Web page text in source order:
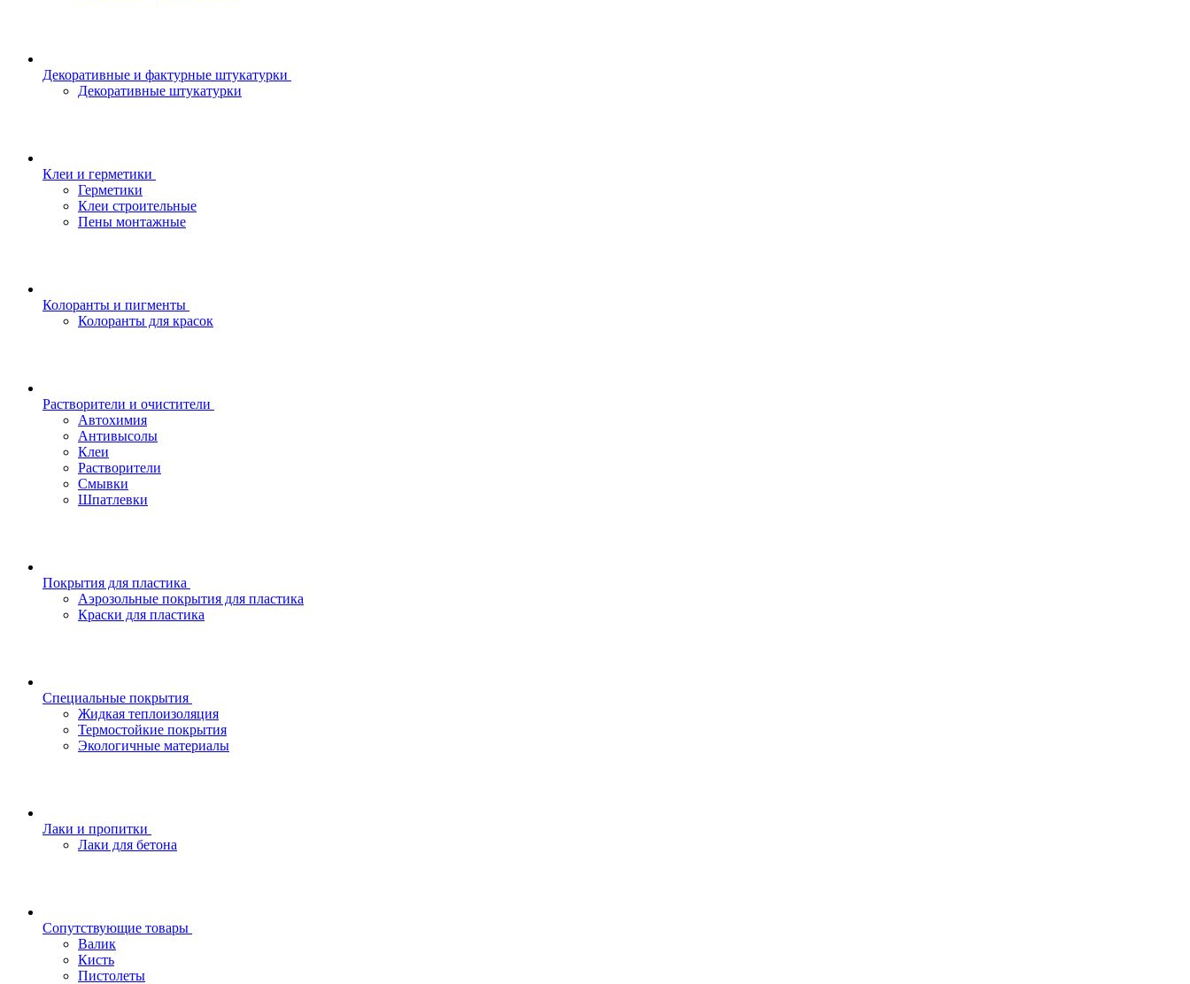
Декоративные и фактурные штукатурки
Декоративные штукатурки
Клеи и герметики
Герметики
Клеи строительные
Пены монтажные
Колоранты и пигменты
Колоранты для красок
Растворители и очистители
Автохимия
Антивысолы
Клеи
Растворители
Смывки
Шпатлевки
Покрытия для пластика
Аэрозольные покрытия для пластика
Краски для пластика
Специальные покрытия
Жидкая теплоизоляция
Термостойкие покрытия
Экологичные материалы
Лаки и пропитки
Лаки для бетона
Сопутствующие товары
Валик
Кисть
Пистолеты